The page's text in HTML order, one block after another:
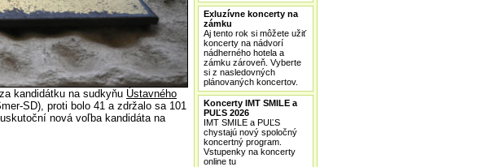
za kandidátku na sudkyňu Ústavného
SD), proti bolo 41 a zdržalo sa 101
nová voľba kandidáta na
Exluzívne koncerty na
zámku
Aj tento rok si môžete užiť
koncerty na nádvorí
nádherného hotela a
zámku zároveň. Vyberte
si z nasledovných
plánovaných koncertov.
Koncerty IMT SMILE a
PUĽS 2026
IMT SMILE a PUĽS
chystajú nový spoločný
koncertný program.
Vstupenky na koncerty
online tu